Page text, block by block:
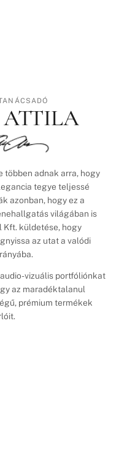
ATTILA
többen adnak arra, hogy
tegye teljessé
azonban, hogy ez a
világában is
Kft. küldetése, hogy
az utat a valódi
vizuális portfóliónkat
az maradéktalanul
prémium termékek